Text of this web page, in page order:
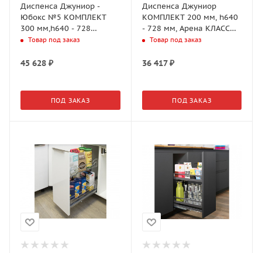
Диспенса Джуниор -
Юбокс №5 КОМПЛЕКТ
300 мм,h640 - 728
мм,Арена КЛАССИК 1
(2606430102)
Товар под заказ
45 628 ₽
ПОД ЗАКАЗ
Диспенса Джуниор
КОМПЛЕКТ 200 мм, h640
- 728 мм, Арена КЛАССИК
2 полки, цвет ТИТАН,
Товар под заказ
36 417₽
ПОД ЗАКАЗ